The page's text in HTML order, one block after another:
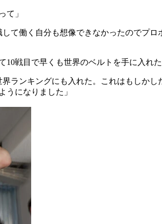
て」
て働く自分も想像できなかったのでプ
10戦目で早くも世界のベルトを手に入れ
ランキングにも入れた。これはもしか
うになりました」